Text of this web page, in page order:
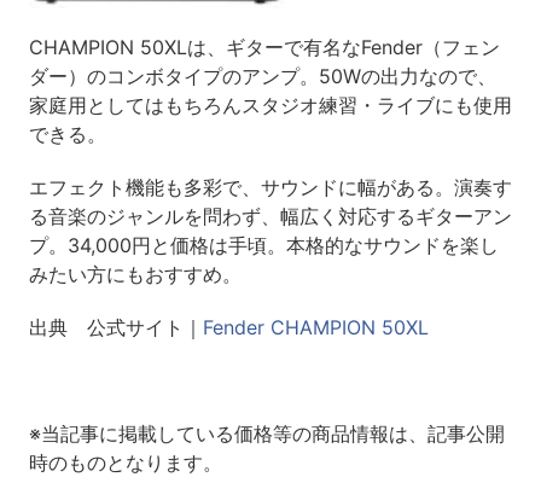
CHAMPION 50XLは、ギターで有名なFender（フェン
ダー）のコンボタイプのアンプ。50Wの出力なので、
家庭用としてはもちろんスタジオ練習・ライブにも使用
できる。
エフェクト機能も多彩で、サウンドに幅がある。演奏す
る音楽のジャンルを問わず、幅広く対応するギターアン
プ。34,000円と価格は手頃。本格的なサウンドを楽し
みたい方にもおすすめ。
出典 公式サイト｜ Fender CHAMPION 50XL
※当記事に掲載している価格等の商品情報は、記事公開
時のものとなります。